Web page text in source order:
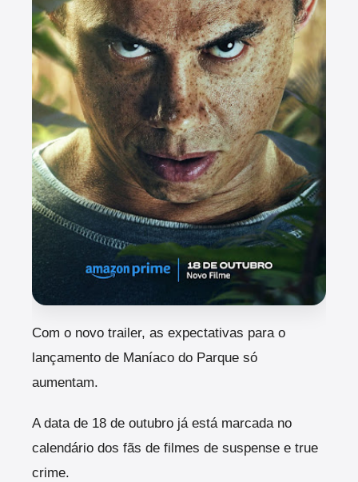
Com o novo trailer, as expectativas para o
lançamento de Maníaco do Parque só
aumentam.
A data de 18 de outubro já está marcada no
calendário dos fãs de filmes de suspense e true
crime.